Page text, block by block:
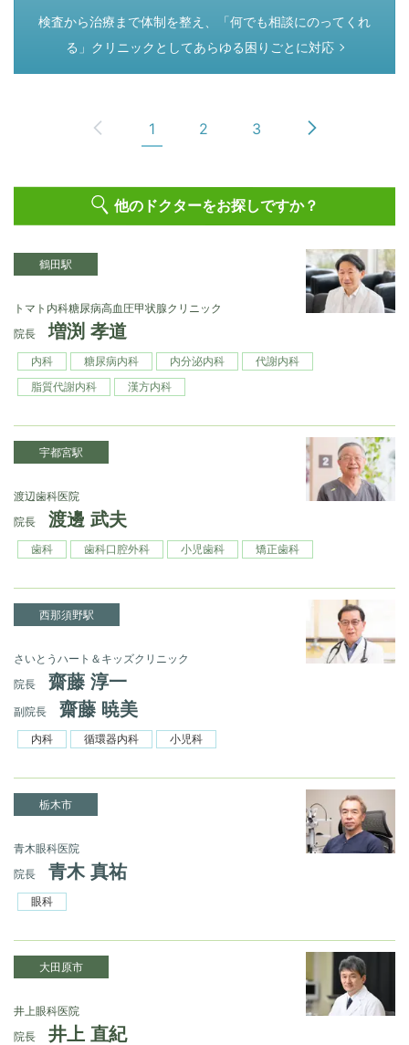
つぎのページ
検査から治療まで体制を整え、「何でも相談にのってくれ
る」クリニックとしてあらゆる困りごとに対応
1 2 3
他のドクターをお探しですか？
鶴田駅
トマト内科糖尿病高血圧甲状腺クリニック
院長
増渕 孝道
内科 糖尿病内科 内分泌内科
代謝内科
脂質代謝内科
漢方内科
宇都宮駅
渡辺歯科医院
院長
渡邊 武夫
歯科 歯科口腔外科 小児歯科 矯正歯科
西那須野駅
さいとうハート＆キッズクリニック
院長
齋藤 淳一
副院長 齋藤 暁美
内科 循環器内科 小児科
栃木市
青木眼科医院
院長
青木 真祐
眼科
大田原市
井上眼科医院
院長
井上 直紀